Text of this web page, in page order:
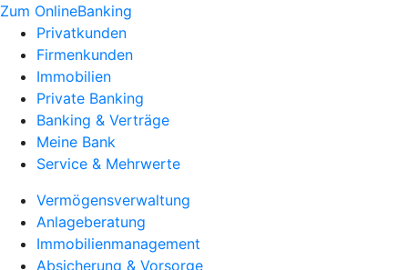
Zum OnlineBanking
Privatkunden
Firmenkunden
Immobilien
Private Banking
Banking & Verträge
Meine Bank
Service & Mehrwerte
Vermögensverwaltung
Anlageberatung
Immobilienmanagement
Absicherung & Vorsorge